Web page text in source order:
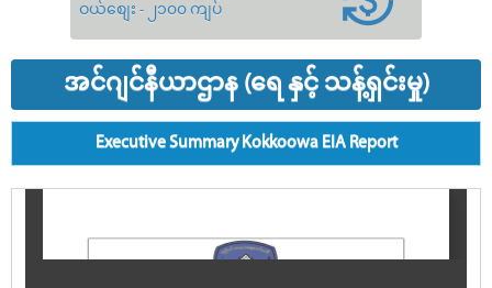
ဝယ်စျေး - ၂၁၀၀ ကျပ်
အင်ဂျင်နီယာဌာန (ရေ နှင့် သန့်ရှင်းမှု)
Executive Summary Kokkoowa EIA Report